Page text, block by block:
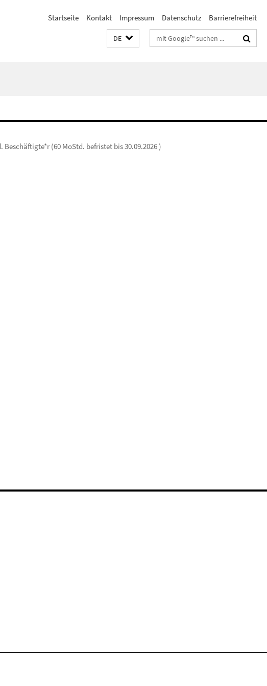
Startseite Kontakt Impressum Datenschutz Barrierefreiheit
DE Suchbegriffe
Beschäftigte*r (60 MoStd. befristet bis 30.09.2026 )